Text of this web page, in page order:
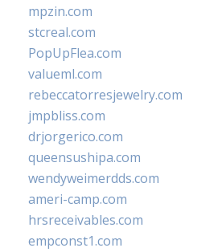
mpzin.com
stcreal.com
PopUpFlea.com
valueml.com
rebeccatorresjewelry.com
jmpbliss.com
drjorgerico.com
queensushipa.com
wendyweimerdds.com
ameri-camp.com
hrsreceivables.com
empconst1.com